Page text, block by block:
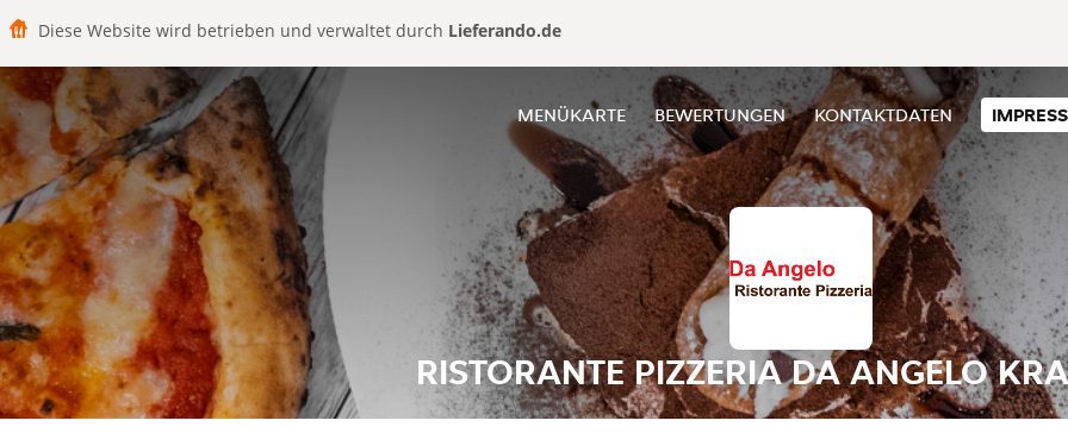
Diese Website wird betrieben und verwaltet durch Lieferando.de
MENÜKARTE BEWERTUNGEN KONTAKTDATEN
RISTORANTE PIZZERIA DA ANGELO